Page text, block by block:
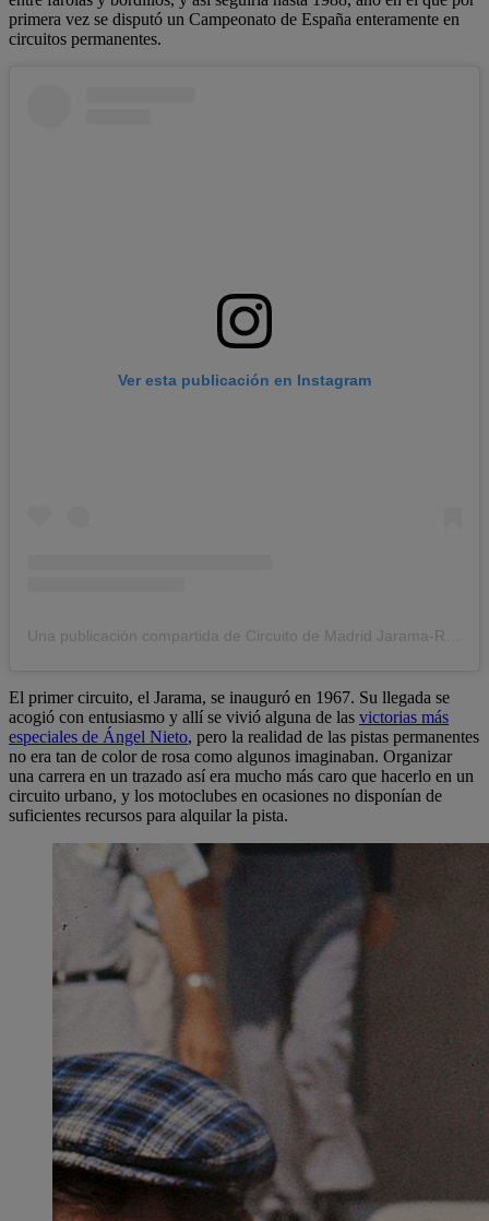
primera vez se disputó un Campeonato de España enteramente en
circuitos permanentes.
Ver esta publicación en Instagram
El primer circuito, el Jarama, se inauguró en 1967. Su llegada se
acogió con entusiasmo y allí se vivió alguna de las victorias más
especiales de Ángel Nieto, pero la realidad de las pistas permanentes
no era tan de color de rosa como algunos imaginaban. Organizar
una carrera en un trazado así era mucho más caro que hacerlo en un
circuito urbano, y los motoclubes en ocasiones no disponían de
suficientes recursos para alquilar la pista.